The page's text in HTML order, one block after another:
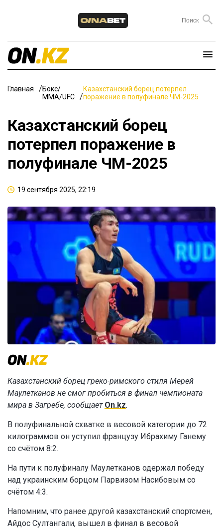
Главная
Бокс/
ММА/UFC
Казахстанский борец потерпел
поражение в полуфинале ЧМ-2025
Казахстанский борец
потерпел поражение в
полуфинале ЧМ-2025
19 сентября 2025, 22:19
Казахстанский борец греко-римского стиля Мерей
Маулетканов не смог пробиться в финал чемпионата
мира в Загребе, сообщает On.kz.
В полуфинальной схватке в весовой категории до 72
килограммов он уступил французу Ибрахиму Ганему
со счётом 8:2.
На пути к полуфиналу Маулетканов одержал победу
над украинским борцом Парвизом Насибовым со
счётом 4:3.
Напомним, что ранее другой казахстанский спортсмен,
Айдос Султангали, вышел в финал в весовой